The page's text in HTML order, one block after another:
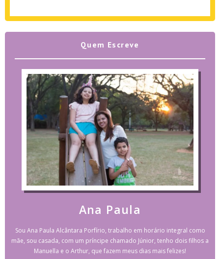
Quem Escreve
Ana Paula
Sou Ana Paula Alcântara Porfírio, trabalho em horário integral como
mãe, sou casada, com um príncipe chamado Júnior, tenho dois filhos a
Manuella e o Arthur, que fazem meus dias mais felizes!